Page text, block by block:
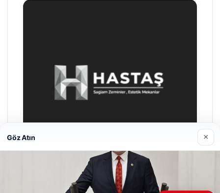
Göz Atın ×